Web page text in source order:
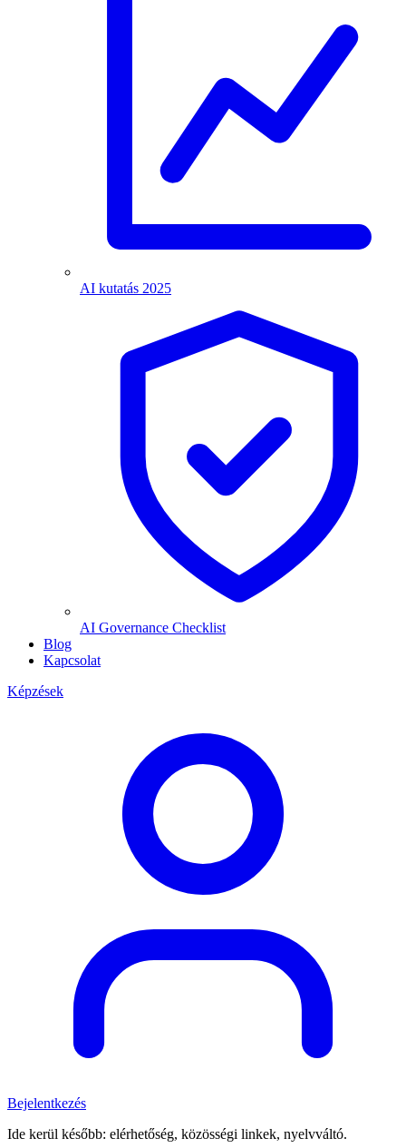
AI kutatás 2025
AI Governance Checklist
Blog
Kapcsolat
Képzések
Bejelentkezés
Ide kerül később: elérhetőség, közösségi linkek, nyelvváltó.